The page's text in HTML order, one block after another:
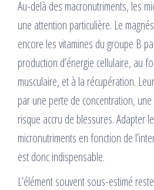
Au-delà des macronutriments, les
une attention particulière. Le
encore les vitamines du groupe B
production d’énergie cellulaire, au
musculaire, et à la récupération.
par une perte de concentration,
risque accru de blessures. Adapter
micronutriments en fonction de
est donc indispensable.
L’élément souvent sous-estimé